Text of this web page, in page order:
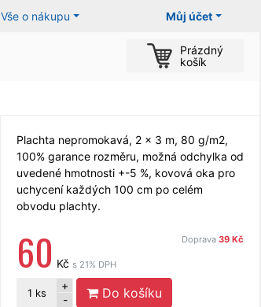
Můj účet
Vše o nákupu
Prázdný
košík
Plachta nepromokavá, 2 x 3 m, 80 g/m2,
100% garance rozměru, možná odchylka od
uvedené hmotnosti +-5 %, kovová oka pro
uchycení každých 100 cm po celém
obvodu plachty.
Doprava 39 Kč
60 Kč s 21% DPH
1 ks
+
-
Do košíku